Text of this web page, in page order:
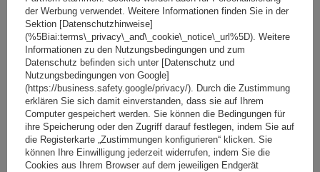
der Werbung verwendet. Weitere Informationen finden Sie in der
Sektion [Datenschutzhinweise]
(%5Biai:terms\_privacy\_and\_cookie\_notice\_url%5D). Weitere
Informationen zu den Nutzungsbedingungen und zum
Datenschutz befinden sich unter [Datenschutz und
Nutzungsbedingungen von Google]
(https://business.safety.google/privacy/). Durch die Zustimmung
erklären Sie sich damit einverstanden, dass sie auf Ihrem
Computer gespeichert werden. Sie können die Bedingungen für
ihre Speicherung oder den Zugriff darauf festlegen, indem Sie auf
die Registerkarte „Zustimmungen konfigurieren“ klicken. Sie
können Ihre Einwilligung jederzeit widerrufen, indem Sie die
Cookies aus Ihrem Browser auf dem jeweiligen Endgerät